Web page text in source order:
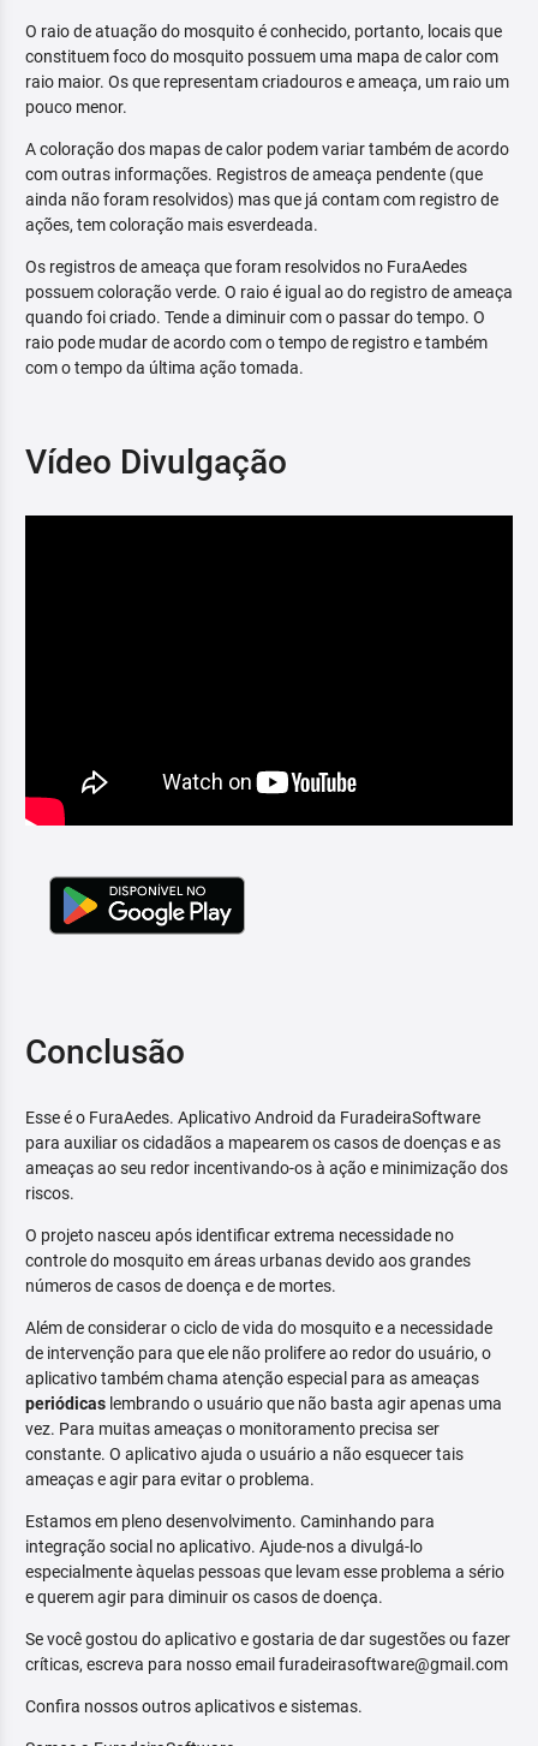
O raio de atuação do mosquito é conhecido, portanto, locais que
constituem foco do mosquito possuem uma mapa de calor com
raio maior. Os que representam criadouros e ameaça, um raio um
pouco menor.
A coloração dos mapas de calor podem variar também de acordo
com outras informações. Registros de ameaça pendente (que
ainda não foram resolvidos) mas que já contam com registro de
ações, tem coloração mais esverdeada.
Os registros de ameaça que foram resolvidos no FuraAedes
possuem coloração verde. O raio é igual ao do registro de ameaça
quando foi criado. Tende a diminuir com o passar do tempo. O
raio pode mudar de acordo com o tempo de registro e também
com o tempo da última ação tomada.
Vídeo Divulgação
Conclusão
Esse é o FuraAedes. Aplicativo Android da FuradeiraSoftware
para auxiliar os cidadãos a mapearem os casos de doenças e as
ameaças ao seu redor incentivando-os à ação e minimização dos
riscos.
O projeto nasceu após identificar extrema necessidade no
controle do mosquito em áreas urbanas devido aos grandes
números de casos de doença e de mortes.
Além de considerar o ciclo de vida do mosquito e a necessidade
de intervenção para que ele não prolifere ao redor do usuário, o
aplicativo também chama atenção especial para as ameaças
periódicas lembrando o usuário que não basta agir apenas uma
vez. Para muitas ameaças o monitoramento precisa ser
constante. O aplicativo ajuda o usuário a não esquecer tais
ameaças e agir para evitar o problema.
Estamos em pleno desenvolvimento. Caminhando para
integração social no aplicativo. Ajude-nos a divulgá-lo
especialmente àquelas pessoas que levam esse problema a sério
e querem agir para diminuir os casos de doença.
Se você gostou do aplicativo e gostaria de dar sugestões ou fazer
críticas, escreva para nosso email furadeirasoftware@gmail.com
Confira nossos outros aplicativos e sistemas.